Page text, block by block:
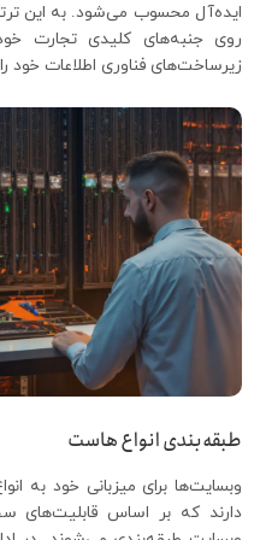
ایده‌آل محسوب می‌شود. به این
روی جنبه‌های کلیدی تجارت
زیرساخت‌های فناوری اطلاعات
طبقه‌بندی انواع هاست
وبسایت‌ها برای میزبانی خود به
دارند که بر اساس قابلیت‌های